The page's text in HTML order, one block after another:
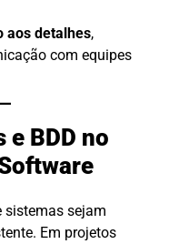
aos detalhes,
com equipes
e BDD no
sistemas sejam
Em projetos